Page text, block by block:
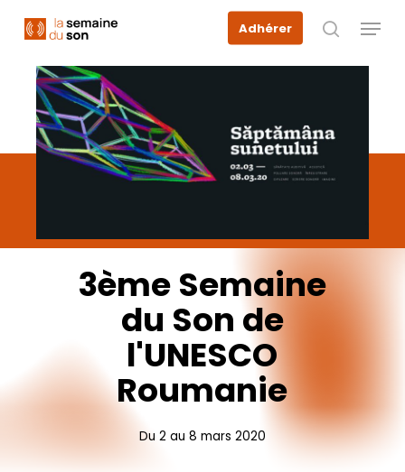
content
Adhérer
recherche
Menu
3èmeSemaine
du Son de
l'UNESCO
Roumanie
Du 2 au 8 mars 2020